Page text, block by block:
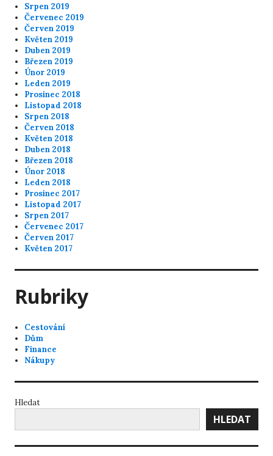
Srpen 2019
Červenec 2019
Červen 2019
Květen 2019
Duben 2019
Březen 2019
Únor 2019
Leden 2019
Prosinec 2018
Listopad 2018
Srpen 2018
Červen 2018
Květen 2018
Duben 2018
Březen 2018
Únor 2018
Leden 2018
Prosinec 2017
Listopad 2017
Srpen 2017
Červenec 2017
Červen 2017
Květen 2017
Rubriky
Cestování
Dům
Finance
Nákupy
Hledat
HLEDAT